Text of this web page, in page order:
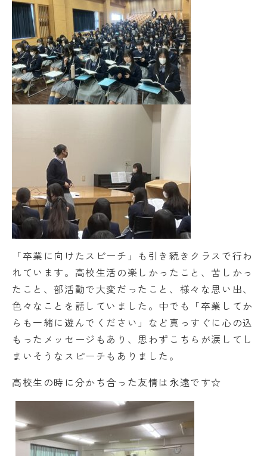
「卒業に向けたスピーチ」も引き続きクラスで行わ
れています。高校生活の楽しかったこと、苦しかっ
たこと、部活動で大変だったこと、様々な思い出、
色々なことを話していました。中でも「卒業してか
らも一緒に遊んでください」など真っすぐに心の込
もったメッセージもあり、思わずこちらが涙してし
まいそうなスピーチもありました。
高校生の時に分かち合った友情は永遠です☆